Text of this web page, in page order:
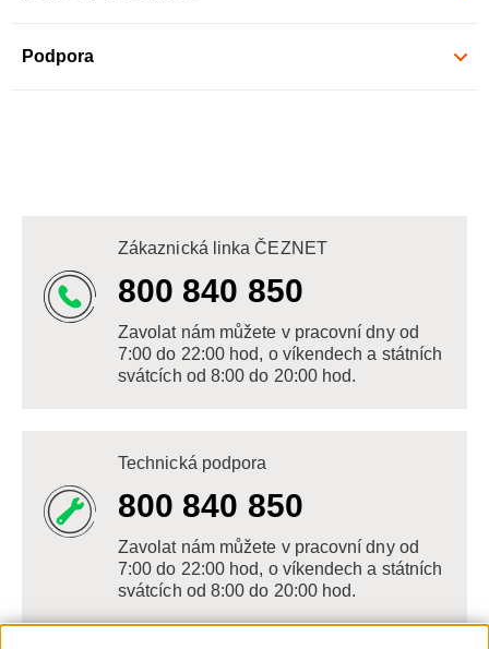
Podpora
Zákaznická linka ČEZNET
800 840 850
Zavolat nám můžete v pracovní dny od
7:00 do 22:00 hod, o víkendech a státních
svátcích od 8:00 do 20:00 hod.
Technická podpora
800 840 850
Zavolat nám můžete v pracovní dny od
7:00 do 22:00 hod, o víkendech a státních
svátcích od 8:00 do 20:00 hod.